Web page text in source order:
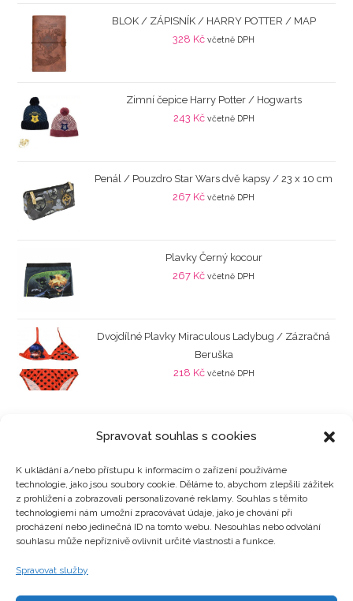
Spravovat souhlas s cookies
K ukládání a/nebo přístupu k informacím o zařízení používáme
technologie, jako jsou soubory cookie. Děláme to, abychom zlepšili zážitek
z prohlížení a zobrazovali personalizované reklamy. Souhlas s těmito
technologiemi nám umožní zpracovávat údaje, jako je chování při
procházení nebo jedinečná ID na tomto webu. Nesouhlas nebo odvolání
souhlasu může nepříznivě ovlivnit určité vlastnosti a funkce.
Spravovat služby
BLOK / ZÁPISNÍK / HARRY POTTER / MAP
328 Kč včetně DPH
Zimní čepice Harry Potter / Hogwarts
243 Kč včetně DPH
Penál / Pouzdro Star Wars dvě kapsy / 23 x 10 cm
267 Kč včetně DPH
Plavky Černý kocour
267 Kč včetně DPH
Dvojdílné Plavky Miraculous Ladybug / Zázračná
Beruška
218 Kč včetně DPH
Kategorie produktů
Zajímavosti